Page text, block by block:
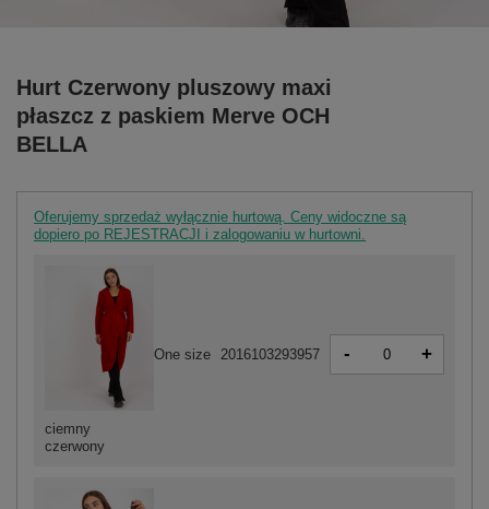
Hurt Czerwony pluszowy maxi
płaszcz z paskiem Merve OCH
BELLA
Oferujemy sprzedaż wyłącznie hurtową. Ceny widoczne są
dopiero po REJESTRACJI i zalogowaniu w hurtowni.
ciemny
czerwony
One size 2016103293957 - +